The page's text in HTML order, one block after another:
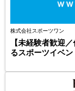
株式会社スポーツワン
【未経験者歓迎
るスポーツイベ